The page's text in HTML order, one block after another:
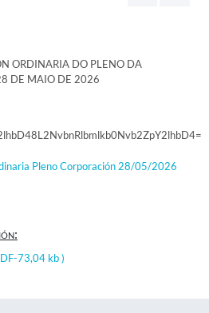
ORDINARIA DO PLENO DA
DE MAIO DE 2026
Pleno Corporación 28/05/2026
73,04 kb )